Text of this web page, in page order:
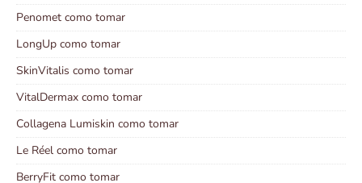
Penomet como tomar
LongUp como tomar
SkinVitalis como tomar
VitalDermax como tomar
Collagena Lumiskin como tomar
Le Réel como tomar
BerryFit como tomar